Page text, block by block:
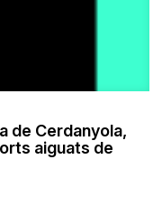
de Cerdanyola,
aiguats de